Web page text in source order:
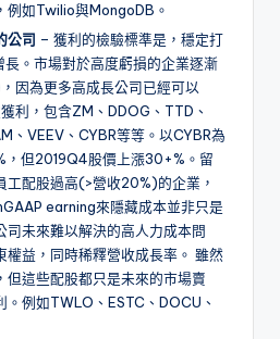
例如Twilio與MongoDB。
公司 – 獲利的檢驗標準是，穩定打
長。市場對於高度虧損的企業逐漸
因為更多高成長公司已經可以
利，包含ZM、DDOG、TTD、
、VEEV、CYBR等等。以CYBR為
，但2019Q4股價上漲30+%。留
工配股過高(>營收20%)的企業，
earning來隱藏成本並非只是
司未來難以解決的高人力成本問
權益，同時稀釋營收成長率。 雖然
但這些配股都只是未來的市場賣
。例如TWLO、ESTC、DOCU、